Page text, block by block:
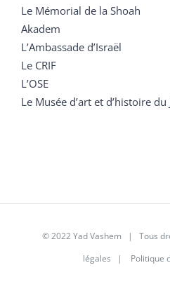
Le Mémorial de la Shoah
Akadem
L’Ambassade d’Israël
Le CRIF
L’OSE
Le Musée d’art et d’histoire du
© 2022 Yad Vashem | Tous
légales | Politique